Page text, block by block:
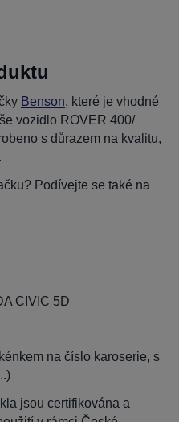
Benson, které je vhodné
vozidlo ROVER 400/
s důrazem na kvalitu,
Podívejte se také na
CIVIC 5D
na číslo karoserie, s
jsou certifikována a